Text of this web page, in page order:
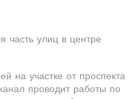
часть улиц в центре
на участке от проспекта
проводит работы по